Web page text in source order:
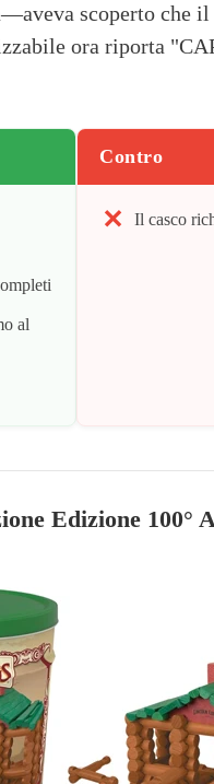
scoperto che
ora riporta
al
Contro
Il casco
Edizione 100°